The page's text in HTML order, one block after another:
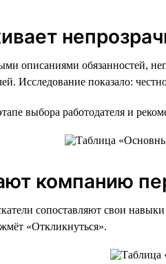
описаниями обязанностей,
Исследование показало:
выбора работодателя и
компанию
сопоставляют свои
«Откликнуться».